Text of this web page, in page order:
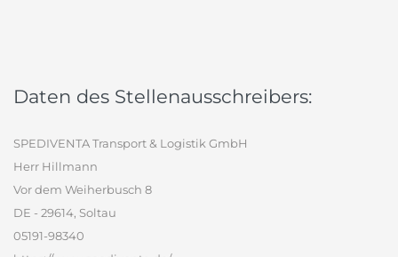
Daten des Stellenausschreibers:
SPEDIVENTA Transport & Logistik GmbH
Herr Hillmann
Vor dem Weiherbusch 8
DE - 29614, Soltau
05191-98340